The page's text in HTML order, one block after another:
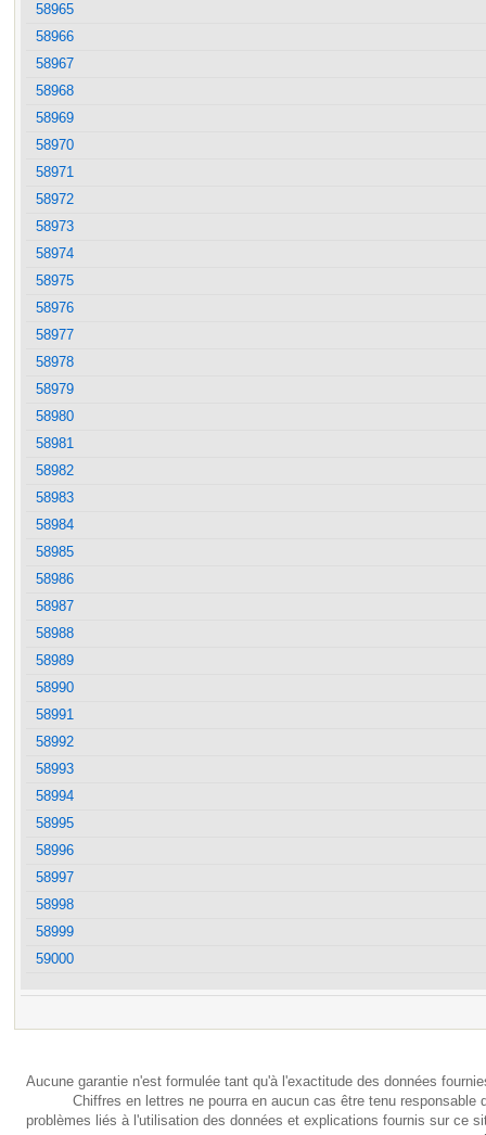
58965
58966
58967
58968
58969
58970
58971
58972
58973
58974
58975
58976
58977
58978
58979
58980
58981
58982
58983
58984
58985
58986
58987
58988
58989
58990
58991
58992
58993
58994
58995
58996
58997
58998
58999
59000
Aucune garantie n'est formulée tant qu'à l'exactitude des données
Chiffres en lettres ne pourra en aucun cas être tenu responsable
problèmes liés à l'utilisation des données et explications fournis sur ce